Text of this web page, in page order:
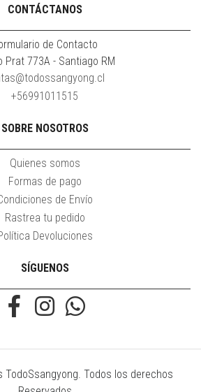
CONTÁCTANOS
de Contacto
Prat 773A - Santiago RM
+56991011515
SOBRE NOSOTROS
Quienes somos
Formas de pago
de Envío
Rastrea tu pedido
Devoluciones
SÍGUENOS
Todos los derechos